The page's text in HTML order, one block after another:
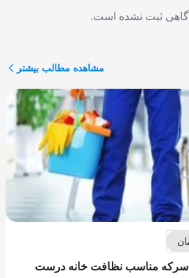
ثبت نشده است.
مشاهده مطالب بیشتر
سرکه مناسب نظافت خانه درست